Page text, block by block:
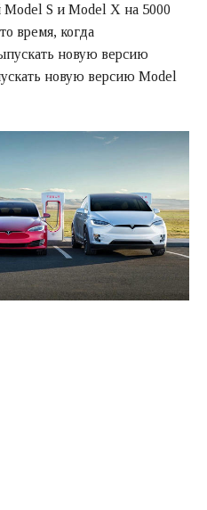
Model S и Model X на 5000
время, когда
новую версию
новую версию Model